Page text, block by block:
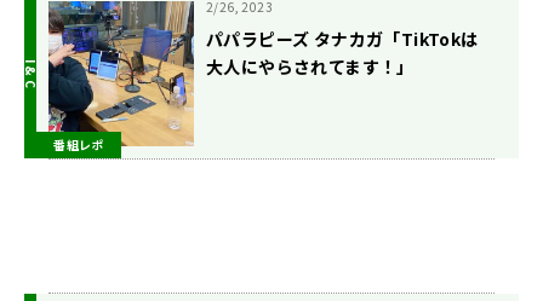
番組レポ
2/26, 2023
パパラピーズ タナカガ「TikTokは
大人にやらされてます！」